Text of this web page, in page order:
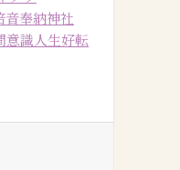
音奉納神社
意識人生好転